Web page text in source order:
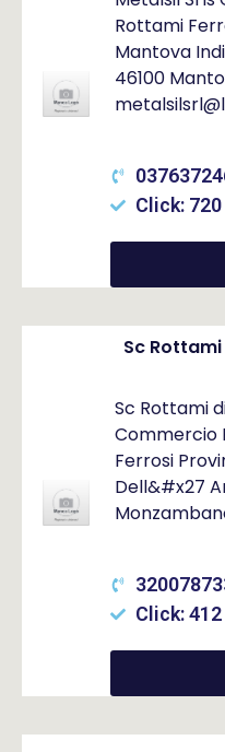
Rottami
Mantova
46100
Click: 720
Sc
Sc Rottami
Commercio
Ferrosi
Dell&#x27
Click: 412